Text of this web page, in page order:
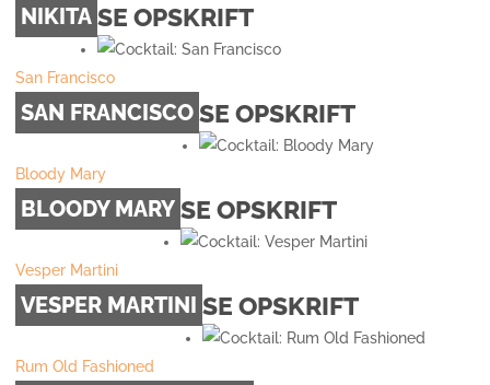
NIKITA SE OPSKRIFT
San Francisco
SAN FRANCISCO SE OPSKRIFT
Bloody Mary
BLOODY MARY SE OPSKRIFT
Vesper Martini
VESPER MARTINI SE OPSKRIFT
Rum Old Fashioned